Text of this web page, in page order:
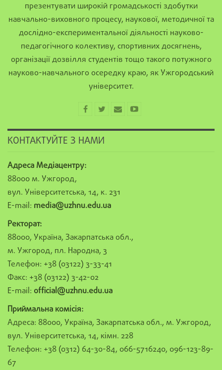
презентувати широкій громадськості здобутки
навчально-виховного процесу, наукової, методичної та
дослідно-експериментальної діяльності науково-
педагогічного колективу, спортивних досягнень,
організації дозвілля студентів тощо такого потужного
науково-навчального осередку краю, як Ужгородський
університет.
КОНТАКТУЙТЕ З НАМИ
Адреса Медіацентру:
88000 м. Ужгород,
вул. Університетська, 14, к. 231
E-mail: media@uzhnu.edu.ua
Ректорат:
88000, Україна, Закарпатська обл.,
м. Ужгород, пл. Народна, 3
Телефон: +38 (03122) 3-33-41
Факс: +38 (03122) 3-42-02
E-mail: official@uzhnu.edu.ua
Приймальна комісія:
Адреса: 88000, Україна, Закарпатська обл., м. Ужгород,
вул. Університетська, 14, кімн. 228
Телефон: +38 (0312) 64-30-84, 066-5716240, 096-123-89-
67